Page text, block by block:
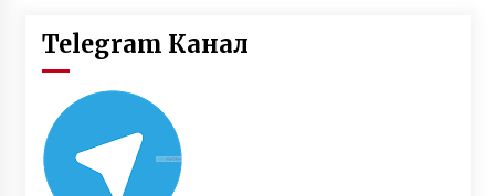
Telegram Канал